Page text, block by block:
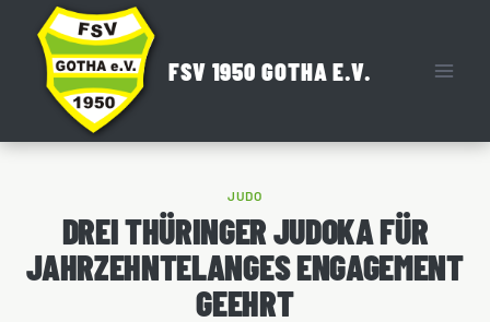
Inhalt
springen
FSV 1950 GOTHA E.V.
JUDO
DREI THÜRINGER JUDOKA FÜR
JAHRZEHNTELANGES ENGAGEMENT
GEEHRT